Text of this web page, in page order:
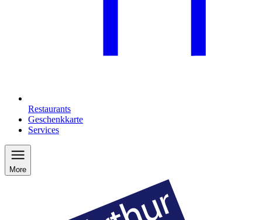
Restaurants
Geschenkkarte
Services
More